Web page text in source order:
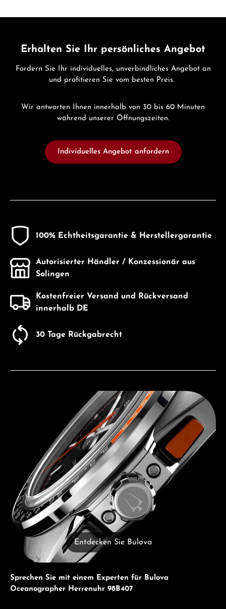
Erhalten Sie Ihr persönliches Angebot
Fordern Sie Ihr individuelles, unverbindliches Angebot an
und profitieren Sie vom besten Preis.
Wir antworten Ihnen innerhalb von 30 bis 60 Minuten
während unserer Öffnungszeiten.
Individuelles Angebot anfordern
100% Echtheitsgarantie & Herstellergarantie
Autorisierter Händler / Konzessionär aus
Solingen
Kostenfreier Versand und Rückversand
innerhalb DE
30 Tage Rückgabrecht
Entdecken Sie Bulova
Sprechen Sie mit einem Experten für Bulova
Oceanographer Herrenuhr 98B407